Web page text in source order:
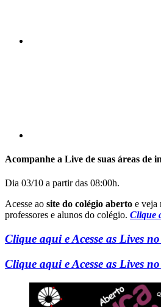
Acompanhe a Live de suas áreas de
Dia 03/10 a partir das 08:00h.
Acesse ao site do colégio aberto e veja
professores e alunos do colégio. Clique
Clique aqui e Acesse as Lives
Clique aqui e Acesse as Lives